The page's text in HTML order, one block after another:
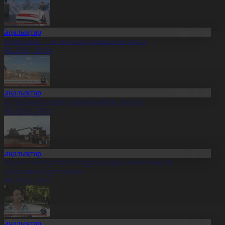
– ақ жартасқа қашалған тарих
20:14
тұзды көлдерде 6 адам қайтыс болған
20:13
солтүстіктегі тұрғындарды облыстың 90
құттықтады
20:11